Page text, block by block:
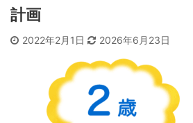
計画
2022年2月1日 2026年6月23日